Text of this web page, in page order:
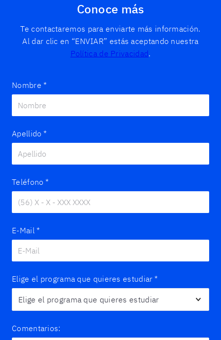
Conoce más
Te contactaremos para enviarte más información.
Al dar clic en “ENVIAR” estás aceptando nuestra
Política de Privacidad.
Nombre *
Apellido *
Teléfono *
E-Mail *
Elige el programa que quieres estudiar *
Comentarios: